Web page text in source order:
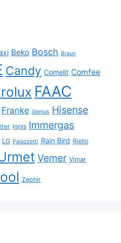
Beko Bosch Braun
Candy Comelit Comfee
FAAC
Franke Genius Hisense
Ignis Immergas
LG Palazzetti Rain Bird Riello
Vemer Vimar
Zephir